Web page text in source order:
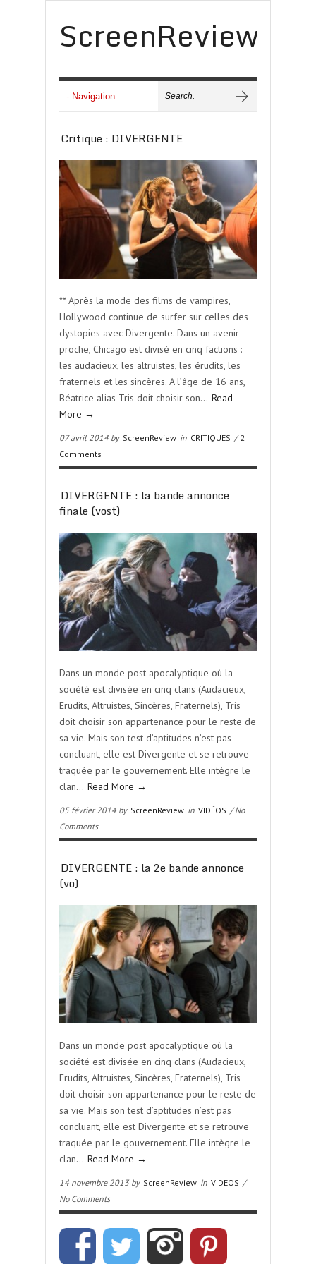
ScreenReview
Critique : DIVERGENTE
** Après la mode des films de vampires,
Hollywood continue de surfer sur celles des
dystopies avec Divergente. Dans un avenir
proche, Chicago est divisé en cinq factions :
les audacieux, les altruistes, les érudits, les
fraternels et les sincères. A l’âge de 16 ans,
Béatrice alias Tris doit choisir son… Read
More →
07 avril 2014 by ScreenReview in CRITIQUES /2
Comments
DIVERGENTE : la bande annonce
finale (vost)
Dans un monde post apocalyptique où la
société est divisée en cinq clans (Audacieux,
Erudits, Altruistes, Sincères, Fraternels), Tris
doit choisir son appartenance pour le reste de
sa vie. Mais son test d’aptitudes n’est pas
concluant, elle est Divergente et se retrouve
traquée par le gouvernement. Elle intègre le
clan… Read More →
05 février 2014 by ScreenReview in VIDÉOS / No
Comments
DIVERGENTE : la 2e bande annonce
(vo)
Dans un monde post apocalyptique où la
société est divisée en cinq clans (Audacieux,
Erudits, Altruistes, Sincères, Fraternels), Tris
doit choisir son appartenance pour le reste de
sa vie. Mais son test d’aptitudes n’est pas
concluant, elle est Divergente et se retrouve
traquée par le gouvernement. Elle intègre le
clan… Read More →
14 novembre 2013 by ScreenReview in VIDÉOS /
No Comments